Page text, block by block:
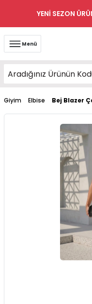
YENİ SEZON
Menü
Giyim Elbise Bej Blazer